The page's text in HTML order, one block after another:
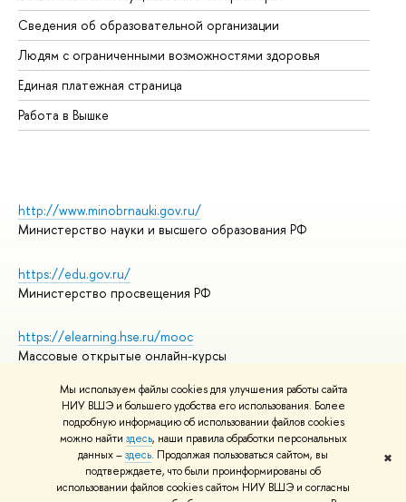
Мы используем файлы cookies для улучшения работы сайта
НИУ ВШЭ и большего удобства его использования. Более
подробную информацию об использовании файлов cookies
можно найти здесь, наши правила обработки персональных
данных –здесь. Продолжая пользоваться сайтом, вы
подтверждаете, что были проинформированы об
использовании файлов cookies сайтом НИУ ВШЭ и согласны
✖
Сведения об образовательной организации
Людям с ограниченными возможностями здоровья
Единая платежная страница
Работа в Вышке
http://www.minobrnauki.gov.ru/
Министерство науки и высшего образования РФ
https://edu.gov.ru/
Министерство просвещения РФ
https://elearning.hse.ru/mooc
Массовые открытые онлайн-курсы
© НИУ ВШЭ 1993–2026
Адреса и контакты
Условия использования материалов
Политика конфиденциальности
Правила применения рекомендательных технологий в НИУ ВШЭ